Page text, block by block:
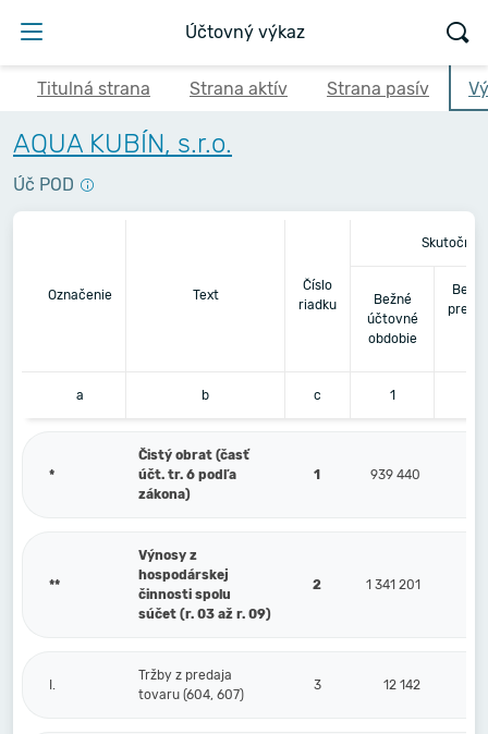
Účtovný výkaz
Titulná strana Strana aktív Strana pasív
AQUA KUBÍN, s.r.o.
Úč POD
Označenie Text
Číslo
riadku
Bežné
účtovné
obdobie
a b c 1
*
Čistý obrat (časť
účt. tr. 6 podľa
zákona)
1 939 440
**
Výnosy z
hospodárskej
činnosti spolu
súčet (r. 03 až r. 09)
2 1 341 201
I.
Tržby z predaja
tovaru (604, 607)
3 12 142